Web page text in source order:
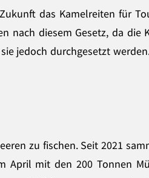
das Kamelreiten für
nach diesem Gesetz, da die
jedoch durchgesetzt
zu fischen. Seit 2021
mit den 200 Tonnen